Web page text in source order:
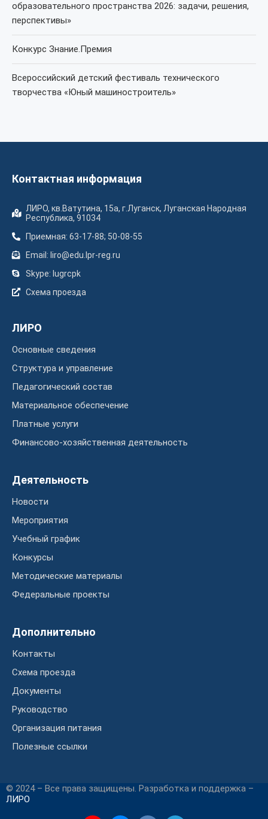
образовательного пространства 2026: задачи, решения,
перспективы»
Конкурс Знание.Премия
Всероссийский детский фестиваль технического
творчества «Юный машиностроитель»
Контактная информация
ЛИРО, кв.Ватутина, 15а, г.Луганск, Луганская Народная
Республика, 91034
Приемная: 63-17-88; 50-08-55
Email: liro@edu.lpr-reg.ru
Skype: lugrcpk
Схема проезда
ЛИРО
Основные сведения
Структура и управление
Педагогический состав
Материальное обеспечение
Платные услуги
Финансово-хозяйственная деятельность
Деятельность
Новости
Мероприятия
Учебный график
Конкурсы
Методические материалы
Федеральные проекты
Дополнительно
Контакты
Схема проезда
Документы
Руководство
Организация питания
Полезные ссылки
© 2024 – Все права защищены. Разработка и поддержка –
ЛИРО